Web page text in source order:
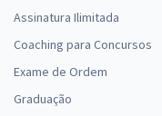
Assinatura Ilimitada
Coaching para Concursos
Exame de Ordem
Graduação